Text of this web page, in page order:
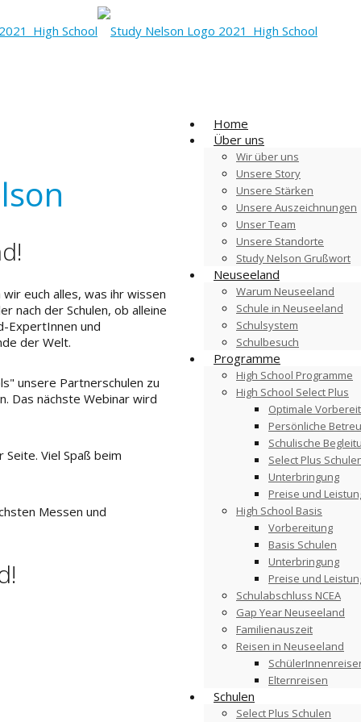
Home
Über uns
Wir über uns
Unsere Story
Unsere Stärken
Unsere Auszeichnungen
Unser Team
Unsere Standorte
Study Nelson Grußwort
Neuseeland
Warum Neuseeland
Schule in Neuseeland
Schulsystem
Schulbesuch
Programme
High School Programme
High School Select Plus
Optimale
Persönliche
Schulische
Select Plus
Unterbringung
Preise und
High School Basis
Vorbereitung
Basis Schulen
Unterbringung
Preise und
Schulabschluss NCEA
Gap Year Neuseeland
Familienauszeit
Reisen in Neuseeland
Elternreisen
Schulen
Select Plus Schulen
euch alles, was ihr wissen
nach der Schulen, ob alleine
ExpertInnen und
der Welt.
unsere Partnerschulen zu
Das nächste Webinar wird
Viel Spaß beim
Messen und